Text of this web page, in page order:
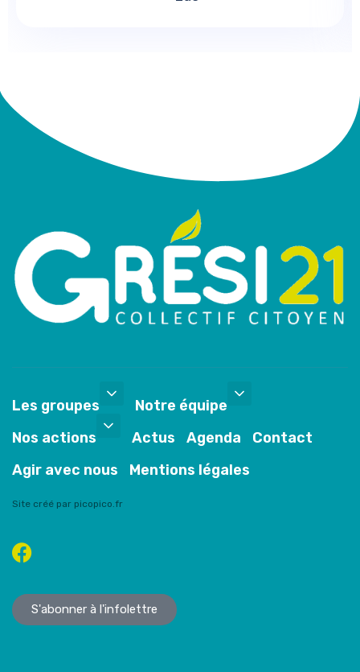
Les groupes
Notre équipe
Nos actions
Actus Agenda
Contact
Agir avec nous
Mentions légales
Site créé par picopico.fr
S'abonner à l'infolettre